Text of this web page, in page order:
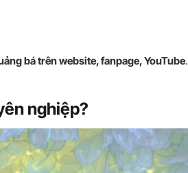
bá trên website, fanpage, YouTube.
nghiệp?